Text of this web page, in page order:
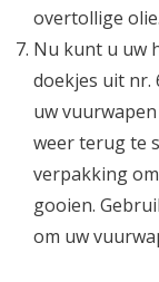
overtollige
Nu kunt u uw
doekjes uit nr.
uw
weer terug te
verpakking
gooien.
om uw